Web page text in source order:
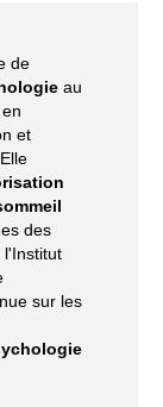
de
au
et
des
l'Institut
sur les